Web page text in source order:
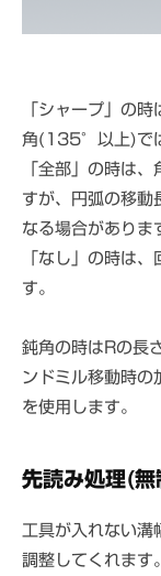
「シャープ」の
角(135°以上)では
「全部」の時は
すが、円弧の移動
なる場合がありま
「なし」の時は
す。
鈍角の時はRの長
ンドミル移動時の
を使用します。
先読み処理(無
工具が入れない溝
調整してくれます